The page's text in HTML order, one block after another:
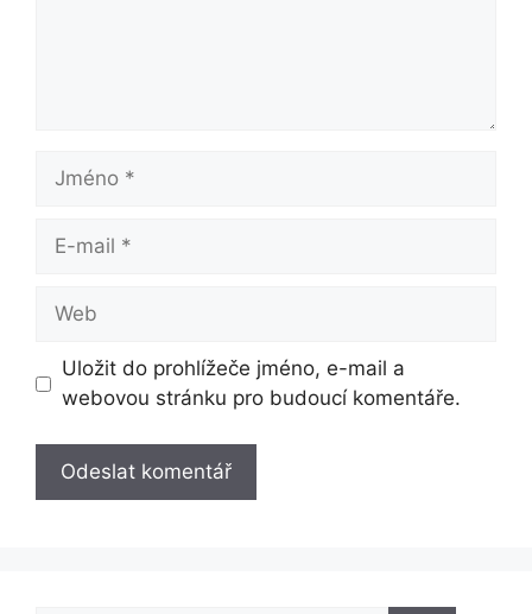
Jméno
Web
Uložit do prohlížeče jméno, e-mail a
webovou stránku pro budoucí komentáře.